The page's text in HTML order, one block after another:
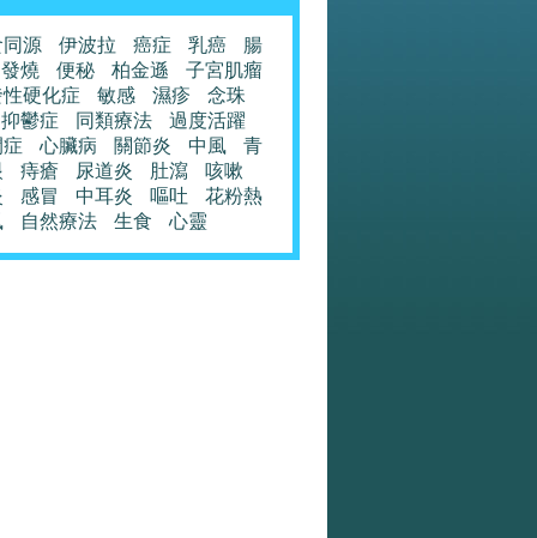
源 伊波拉 癌症 乳癌
腸
發燒
便秘 柏金遜
子宮肌瘤
硬化症
敏感 濕疹
念珠
抑鬱症
同類療法
過度活躍
心臟病 關節炎 中風
青
痔瘡 尿道炎 肚瀉
咳嗽
感冒 中耳炎 嘔吐
花粉熱
自然療法 生食 心靈